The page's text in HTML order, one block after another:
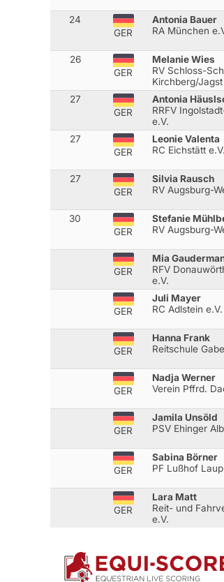
24
GER
Antonia Bauer
RA München
26
GER
Melanie Wies
RV Schloss-
Kirchberg/Jagst
27
GER
Antonia
RRFV
e.V.
27
GER
Leonie Valenta
RC Eichstätt e.V.
27
GER
Silvia Rausch
RV Augsburg-
30
GER
Stefanie
RV Augsburg-
GER
Mia
RFV
e.V.
GER
Juli Mayer
RC Adlstein e.V.
GER
Hanna Frank
Reitschule
GER
Nadja Werner
Verein Pffrd.
GER
Jamila Unsöld
PSV Ehinger
GER
Sabina Börner
PF Lußhof
GER
Lara Matt
Reit- und
e.V.